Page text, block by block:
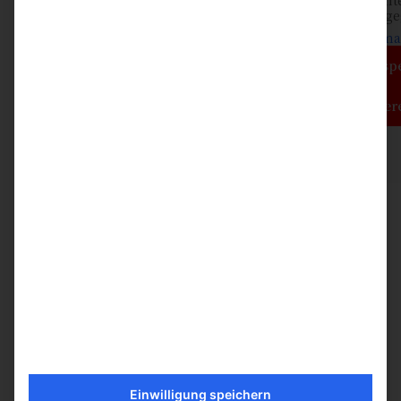
Drittanbieter
Mehr
Inhalt
Erforderlichen Service
Kommentieren Sie den Artikel
Einwilligung speichern